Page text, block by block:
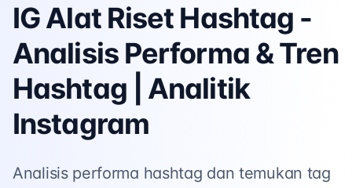
IG Alat Riset Hashtag -
Analisis Performa & Tren
Hashtag | Analitik
Instagram
Analisis performa hashtag dan temukan tag